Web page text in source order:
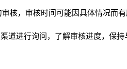
核，审核时间可能因具体情况
道进行询问，了解审核进度，保